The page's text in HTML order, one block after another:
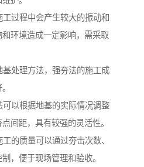
过程中会产生较大的振动和
环境造成一定影响，需采取
处理方法，强夯法的施工成
以根据地基的实际情况调整
间距，具有较强的灵活性。
的质量可以通过夯击次数、
，便于现场管理和验收。